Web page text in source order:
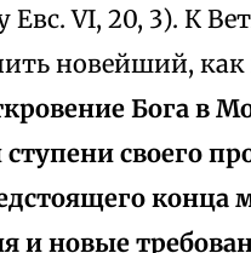
у Евс. VI, 20, 3). К
новейший, как
Бога в
ступени своего
конца
и новые